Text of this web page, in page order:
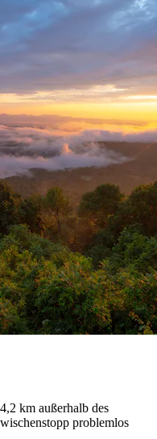
km außerhalb des
problemlos